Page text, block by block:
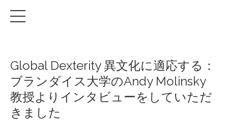
Global Dexterity 異文化に適応する：
ブランダイス大学のAndy Molinsky
教授よりインタビューをしていただ
きました